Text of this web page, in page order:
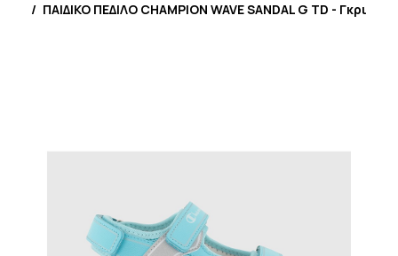
/ ΠΑΙΔΙΚΟ ΠΕΔΙΛΟ CHAMPION WAVE SANDAL G TD - Γκρι